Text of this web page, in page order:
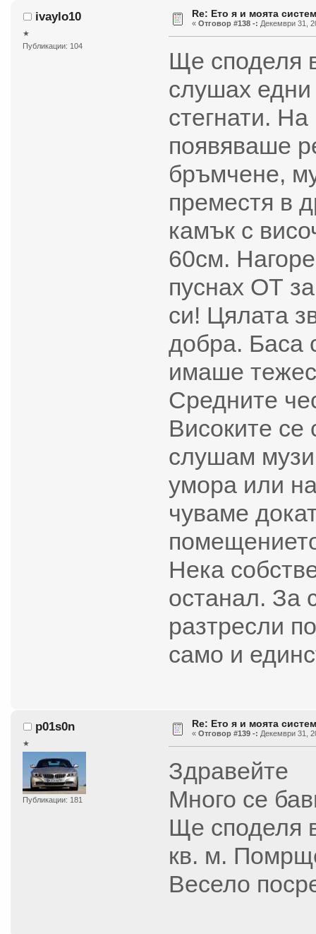
ivaylo10
★
Публикации: 104
Re: Ето я и моята
« Отговор #138 -: Декември 31,
Ще споделя
слушах едни
стегнати.
появяваше
бръмчене,
преместя в
камък с
60см.
пуснах ОТ
си! Цялата
добра. Баса
имаше
Средните
Високите се
слушам
умора или
чуваме
Нека
останал. За
разтресли
само и
p01s0n
★
Публикации: 181
Re: Ето я и моята
« Отговор #139 -: Декември 31,
Здравейте
Много се
Ще споделя
кв. м.
Весело